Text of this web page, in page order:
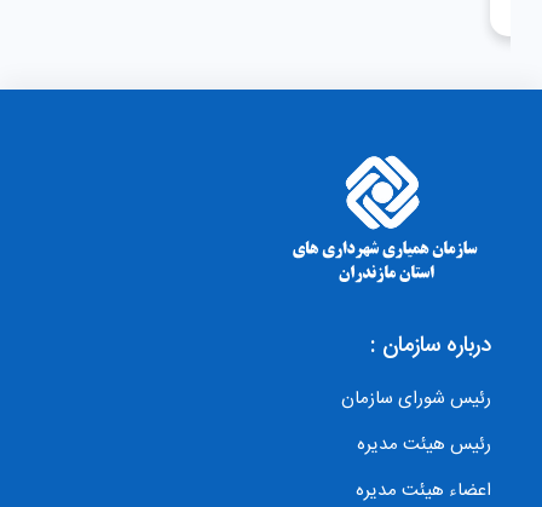
درباره سازمان :
رئیس شورای سازمان
رئیس هیئت مدیره
اعضاء هیئت مدیره